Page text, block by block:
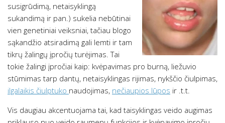
susigrūdimą, netaisyklingą
sukandimą ir pan.) sukelia nebūtinai
vien genetiniai veiksniai, tačiau blogo
sąkandžio atsiradimą gali lemti ir tam
tikrų žalingų įpročių turėjimas. Tai
tokie žalingi įpročiai kaip: kvėpavimas pro burną, liežuvio
stūmimas tarp dantų, netaisyklingas rijimas, nykščio čiulpimas,
ilgalaikis čiulptuko naudojimas, nečiaupios lūpos ir .t.t.
Vis daugiau akcentuojama tai, kad taisyklingas veido augimas